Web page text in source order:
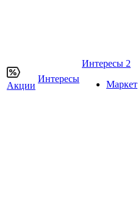
Акции
Интересы
Интересы 2
Маркет